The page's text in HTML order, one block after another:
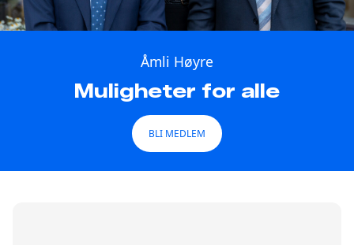
Åmli Høyre
Muligheter for alle
BLI MEDLEM